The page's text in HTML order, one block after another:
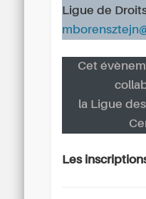
Ligue de
Cet
la Ligue
Les